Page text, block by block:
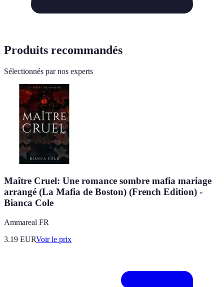
Produits recommandés
Sélectionnés par nos experts
Maître Cruel: Une romance sombre mafia mariage
arrangé (La Mafia de Boston) (French Edition) -
Bianca Cole
Ammareal FR
3.19 EURVoir le prix